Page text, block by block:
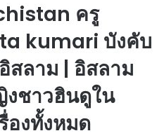
ครู
kumari บังคับ
สลาม | อิสลาม
ชาวฮินดูใน
องทั้งหมด